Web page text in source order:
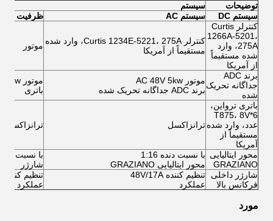
توضیحات
سیستم
سیستم DC
سیستم AC
ظرفیت
کنترلر Curtis
1266A-5201،
275A، وارد
شده مستقیماً
از آمریکا
کنترلر Curtis 1234E-5221، 275A، وارد شده
مستقیماً از آمریکا
موتور
برند ADC
جداگانه تحریک
شده
موتور AC 48V 5kw
برند ADC جداگانه تحریک شده
موتور AC 48V 5kw
باتری
باتری ترواین،
T875، 8V*6
عدد، وارد شده
مستقیماً از
آمریکا
ترانزاکسل ترانزاکسل
محور ایتالیایی
GRAZIANO
با نسبت دنده 1:16
محور ایتالیایی GRAZIANO
با نسبت دنده
شارژر
شارژر داخلی
فرکانس بالا
تنظیم کننده 48V/17A
عملکرد
تنظیم کننده 48V/17A
عملکرد
مورد